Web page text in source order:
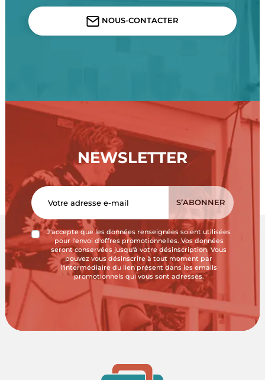
NOUS-CONTACTER
NEWSLETTER
J'accepte que les données renseignées soient utilisées
pour l'envoi d'offres promotionnelles. Vos données
seront conservées jusqu'à votre désinscription. Vous
pouvez vous désinscrire à tout moment par
l'intermédiaire du lien présent dans les emails
promotionnels qui vous sont adressés.